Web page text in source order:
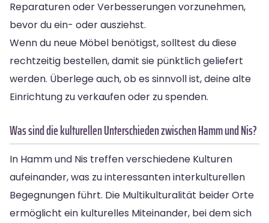
Reparaturen oder Verbesserungen vorzunehmen,
bevor du ein- oder ausziehst.
Wenn du neue Möbel benötigst, solltest du diese
rechtzeitig bestellen, damit sie pünktlich geliefert
werden. Überlege auch, ob es sinnvoll ist, deine alte
Einrichtung zu verkaufen oder zu spenden.
Was sind die kulturellen Unterschieden zwischen Hamm und Nis?
In Hamm und Nis treffen verschiedene Kulturen
aufeinander, was zu interessanten interkulturellen
Begegnungen führt. Die Multikulturalität beider Orte
ermöglicht ein kulturelles Miteinander, bei dem sich